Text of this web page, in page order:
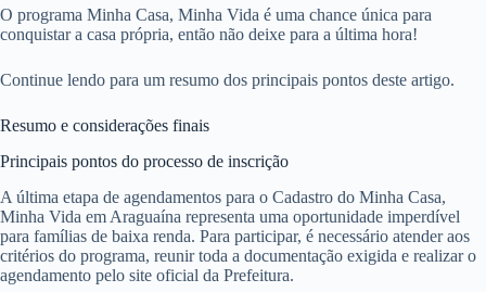
O programa Minha Casa, Minha Vida é uma chance única para
conquistar a casa própria, então não deixe para a última hora!
Continue lendo para um resumo dos principais pontos deste artigo.
Resumo e considerações finais
Principais pontos do processo de inscrição
A última etapa de agendamentos para o Cadastro do Minha Casa,
Minha Vida em Araguaína representa uma oportunidade imperdível
para famílias de baixa renda. Para participar, é necessário atender aos
critérios do programa, reunir toda a documentação exigida e realizar o
agendamento pelo site oficial da Prefeitura.